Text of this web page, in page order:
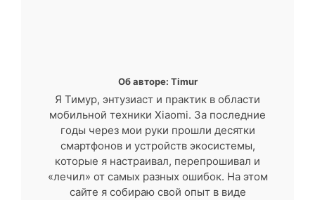
Об авторе: Timur
Я Тимур, энтузиаст и практик в области
мобильной техники Xiaomi. За последние
годы через мои руки прошли десятки
смартфонов и устройств экосистемы,
которые я настраивал, перепрошивал и
«лечил» от самых разных ошибок. На этом
сайте я собираю свой опыт в виде